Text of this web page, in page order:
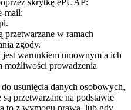
skrytkę ePUAP:
mail:
przetwarzane w ramach
zgody.
warunkiem umownym a ich
możliwości prowadzenia
usunięcia danych osobowych,
przetwarzane na podstawie
to z wymogu prawa, lub gdy